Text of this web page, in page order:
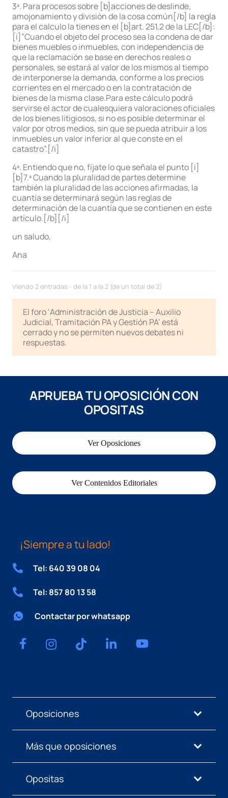
3ª. Para procesos sobre [b]acciones de deslinde,
amojonamiento y división de la cosa común[/b] la regla
para el calculo la tienes en el [b]art. 251,2 de la LEC[/b]:
[i]”Cuando el objeto del proceso sea la condena de dar
bienes muebles o inmuebles, con independencia de
que la reclamación se base en derechos reales o
personales, se estará al valor de los mismos al tiempo
de interponerse la demanda, conforme a los precios
corrientes en el mercado o en la contratación de
bienes de la misma clase.Para este cálculo podrá
servirse el actor de cualesquiera valoraciones oficiales
de los bienes litigiosos, si no es posible determinar el
valor por otros medios, sin que se pueda atribuir a los
inmuebles un valor inferior al que conste en el
catastro”.[/i]
4ª. Entiendo que no, fíjate lo que señala el punto [i]
[b]7.ª Cuando la pluralidad de partes determine
también la pluralidad de las acciones afirmadas, la
cuantía se determinará según las reglas de
determinación de la cuantía que se contienen en este
artículo.[/b][/i]
un saludo,
Ana
Viendo 2 entradas - de la 1 a la 2 (de un total de 2)
El foro ‘Administración de Justicia – Auxilio
Judicial, Tramitación PA y Gestión PA’ está
cerrado y no se permiten nuevos debates ni
respuestas.
APRUEBA TU OPOSICIÓN CON
OPOSITAS
Ver Oposiciones
Ver Contenidos Editoriales
¡Siempre a tu lado!
Tel: 640 39 08 04
Tel: 857 80 13 58
Contactar por whatsapp
Oposiciones
Más que oposiciones
Opositas